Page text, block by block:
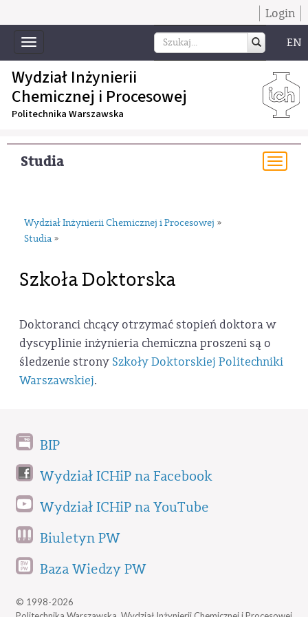
Login
Toggle
navigation
EN
Wydział Inżynierii
Chemicznej i Procesowej
Politechnika Warszawska
Studia
Wydział Inżynierii Chemicznej i Procesowej »
Studia »
Szkoła Doktorska
Doktoranci chcący otrzymać stopień doktora w
dyscyplinie inżynieria chemiczna proszeni są o
śledzenie strony Szkoły Doktorskiej Politechniki
Warszawskiej.
BIP
Wydział ICHiP na Facebook
Wydział ICHiP na YouTube
Biuletyn PW
Baza Wiedzy PW
© 1998-2026